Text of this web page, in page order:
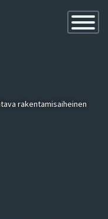
Toggle
rakentamisaiheinen